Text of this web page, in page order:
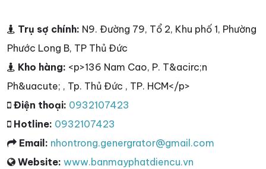
Trụ sợ chính: N9. Đường 79, Tổ 2, Khu phố 1, Phường
Phước Long B, TP Thủ Đức
Kho hàng: <p>136 Nam Cao, P. T&acirc;n
Ph&uacute; , Tp. Thủ Đức , TP. HCM</p>
Điện thoại: 0932107423
Hotline: 0932107423
Email: nhontrong.genergrator@gmail.com
Website: www.banmayphatdiencu.vn